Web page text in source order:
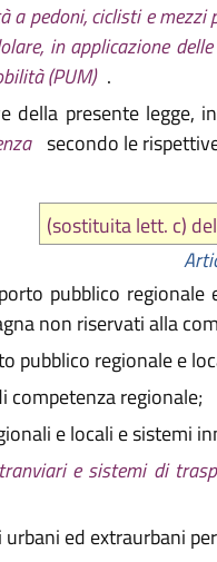
a pedoni, ciclisti e mezzi
in applicazione
(PUM) .
della presente legge,
secondo le
(sostituita lett. c)
pubblico
non riservati alla
pubblico regionale e
competenza regionale;
e locali e sistemi
e sistemi di
ed extraurbani